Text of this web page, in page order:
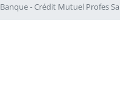
Banque - Crédit Mutuel Profes